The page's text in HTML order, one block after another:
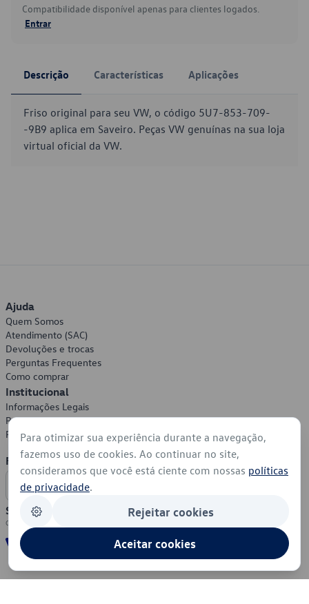
Compatibilidade disponível apenas para clientes logados.
Entrar
Descrição Características Aplicações
Friso original para seu VW, o código 5U7-853-709-
-9B9 aplica em Saveiro. Peças VW genuínas na sua loja
virtual oficial da VW.
Ajuda
Quem Somos
Atendimento (SAC)
Devoluções e trocas
Perguntas Frequentes
Como comprar
Institucional
Informações Legais
Política de Privacidade
Política de Cookies
Formas de Pagamento
Segurança
Para otimizar sua experiência durante a navegação,
fazemos uso de cookies. Ao continuar no site,
consideramos que você está ciente com nossas políticas
de privacidade.
Rejeitar cookies
Aceitar cookies